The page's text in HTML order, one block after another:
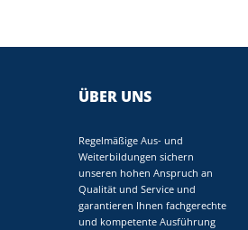
ÜBER UNS
Regelmäßige Aus- und
Weiterbildungen sichern
unseren hohen Anspruch an
Qualität und Service und
garantieren Ihnen fachgerechte
und kompetente Ausführung